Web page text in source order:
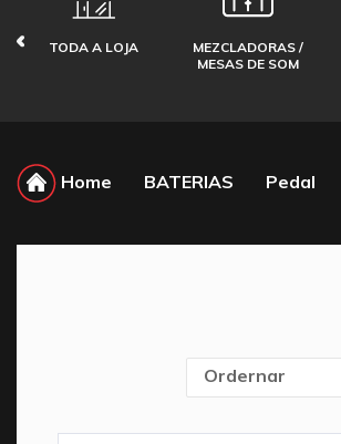
TODA A LOJA
MEZCLADORAS /
MESAS DE SOM
Home BATERIAS Pedal
Ordernar